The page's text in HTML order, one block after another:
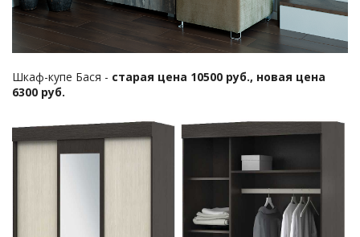
Шкаф-купе Бася - старая цена 10500 руб., новая цена
6300 руб.